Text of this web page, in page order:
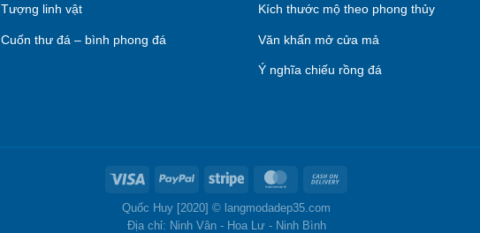
Tượng linh vật
Cuốn thư đá – bình phong đá
Kích thước mộ theo phong thủy
Văn khấn mở cửa mả
Ý nghĩa chiếu rồng đá
Quốc Huy [2020] © langmodadep35.com
Địa chỉ: Ninh Vân - Hoa Lư - Ninh Bình